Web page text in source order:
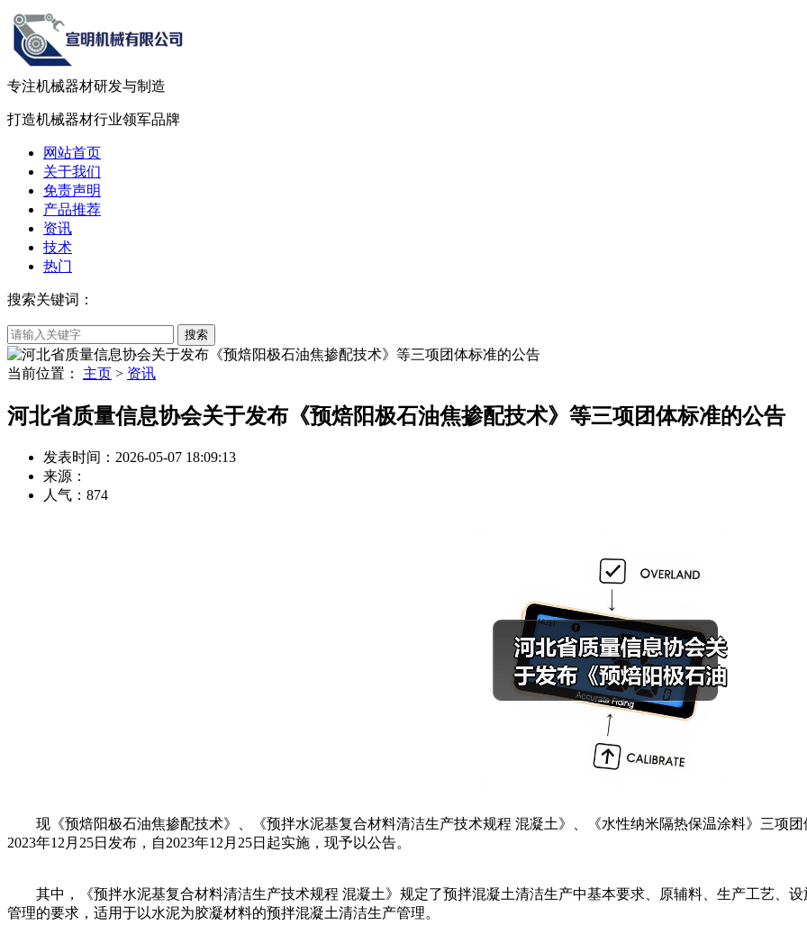
专注机械器材研发与制造
打造机械器材行业领军品牌
网站首页
关于我们
免责声明
产品推荐
资讯
技术
热门
搜索关键词：
当前位置： 主页 > 资讯
河北省质量信息协会关于发布《预焙阳极石油焦掺配技术》等三项团体标准的公告
发表时间：2026-05-07 18:09:13
来源：
人气： 874
现《预焙阳极石油焦掺配技术》、《预拌水泥基复合材料清洁生产技术规程 混凝土》、《水性纳米隔热保温涂料》三项
2023年12月25日发布，自2023年12月25日起实施，现予以公告。
其中，《预拌水泥基复合材料清洁生产技术规程 混凝土》规定了预拌混凝土清洁生产中基本要求、原辅料、生产工艺、
管理的要求，适用于以水泥为胶凝材料的预拌混凝土清洁生产管理。